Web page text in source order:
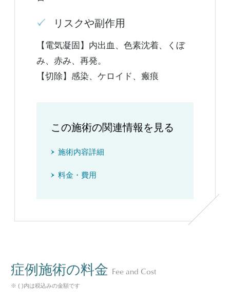
リスクや副作用
【電気凝固】内出血、色素沈着、くぼ
み、赤み、再発。
【切除】感染、ケロイド、瘢痕
この施術の関連情報を見る
施術内容詳細
料金・費用
症例施術の料金 Fee and Cost
※ ( )内は税込みの金額です